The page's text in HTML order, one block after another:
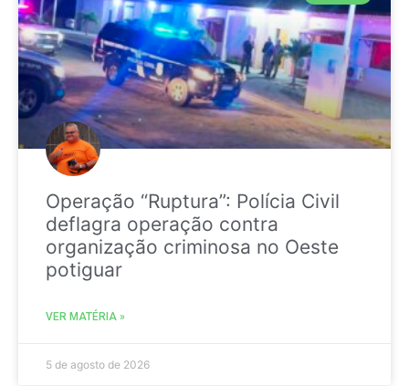
Operação “Ruptura”: Polícia Civil
deflagra operação contra
organização criminosa no Oeste
potiguar
VER MATÉRIA »
5 de agosto de 2026